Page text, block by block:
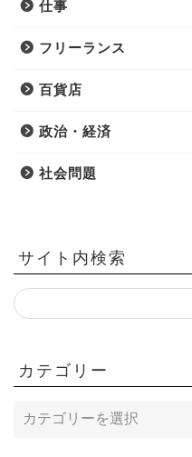
仕事
フリーランス
百貨店
政治・経済
社会問題
サイト内検索
カテゴリー